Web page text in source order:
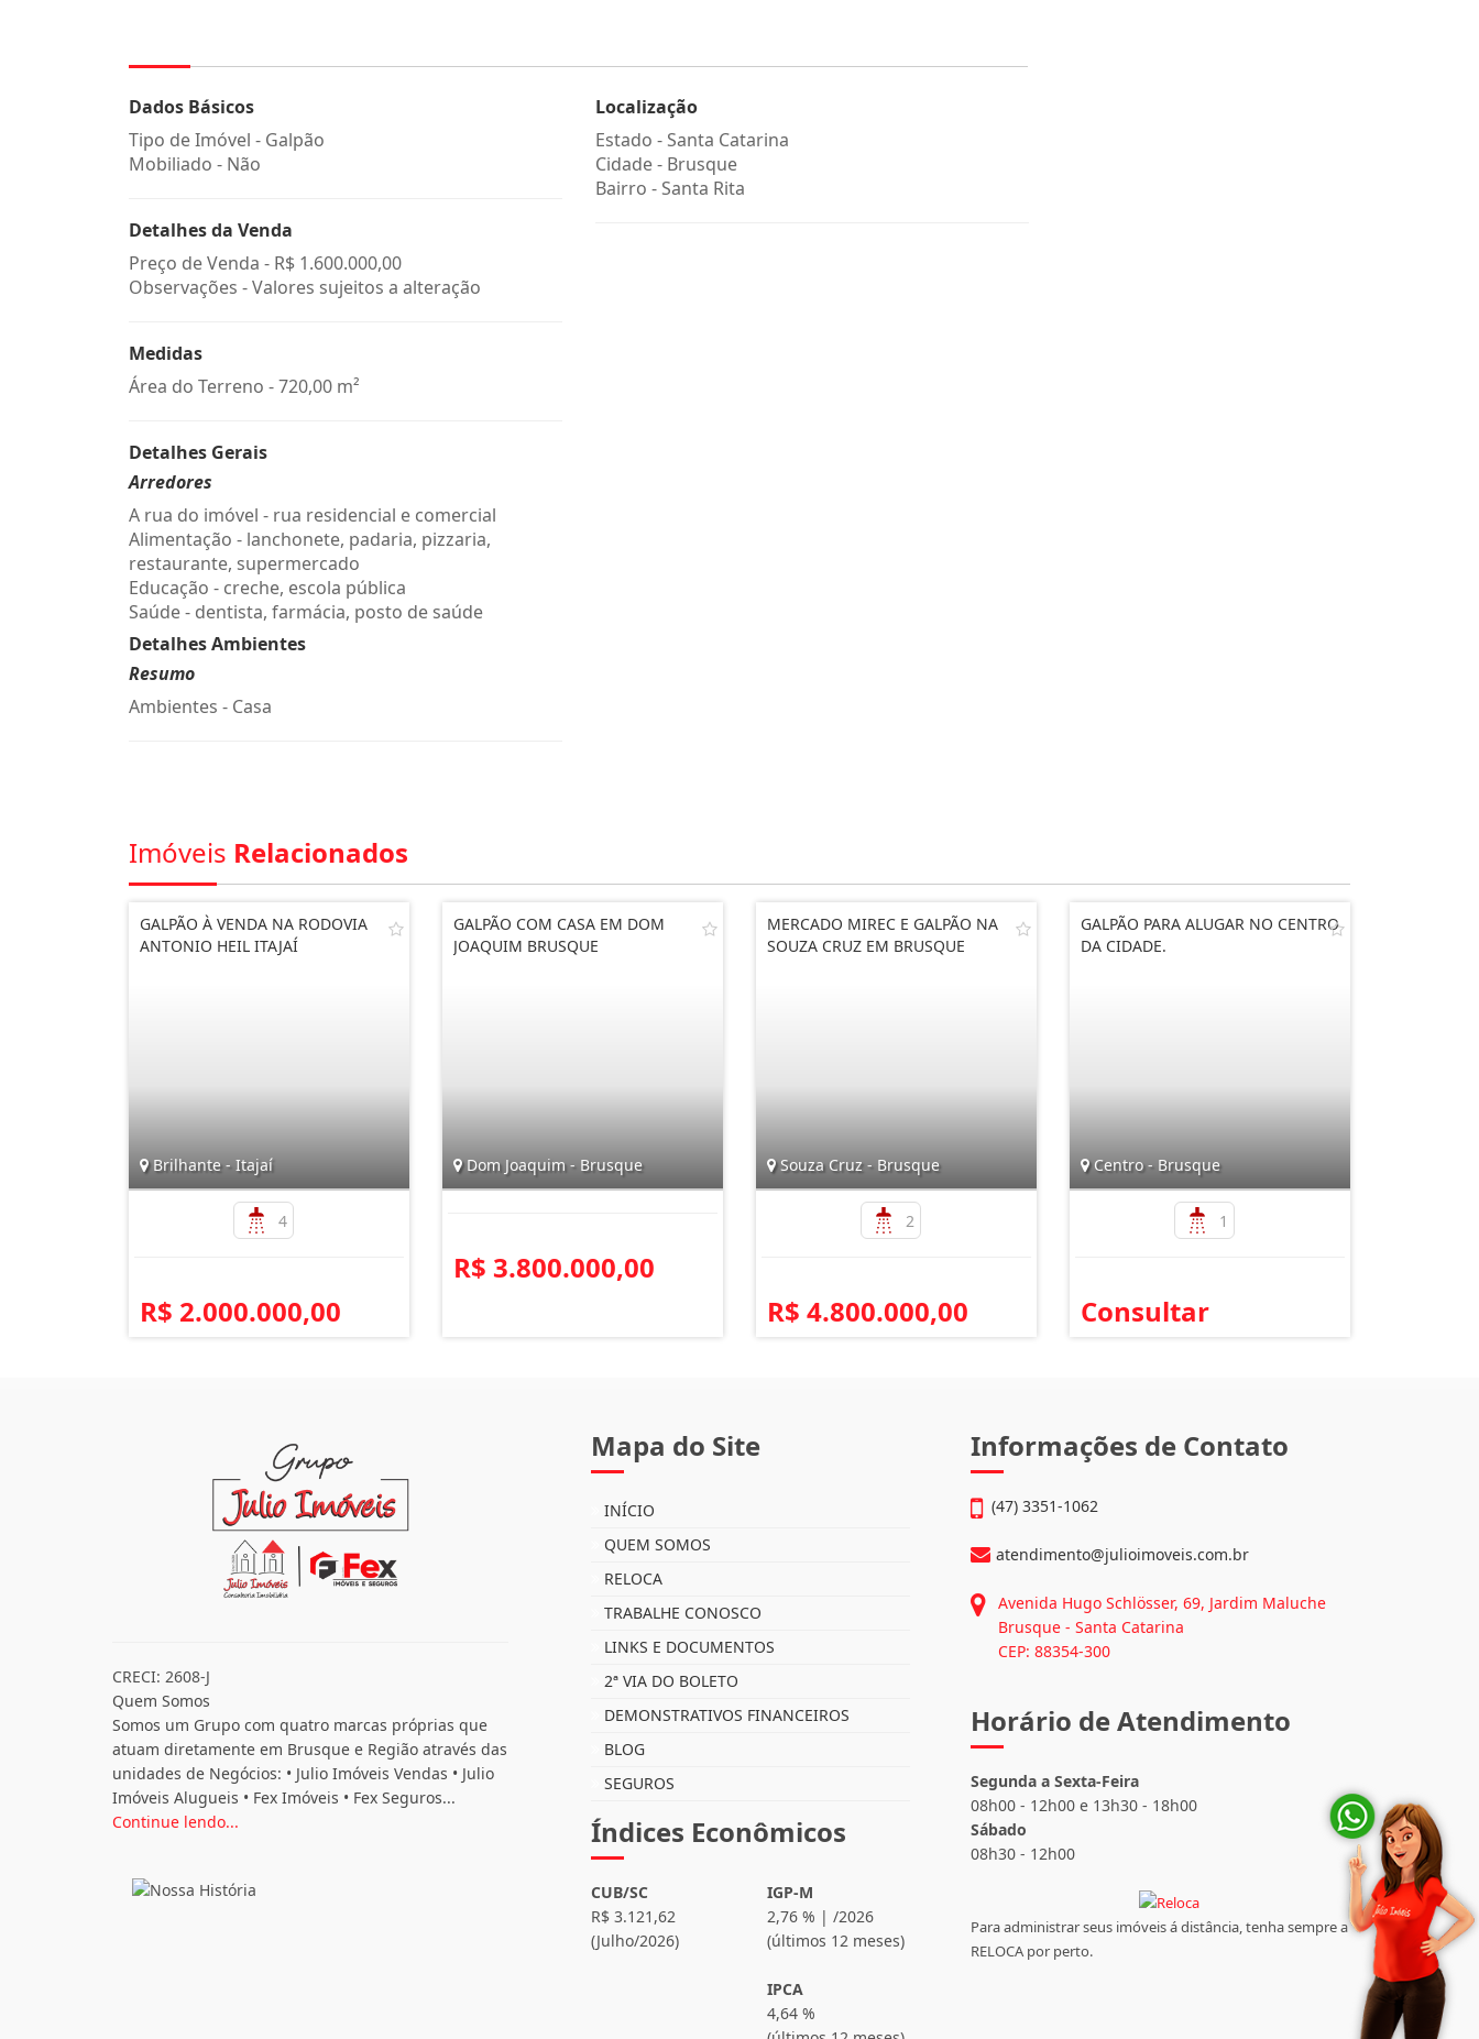
Dados Básicos
Tipo de Imóvel - Galpão
Mobiliado - Não
Detalhes da Venda
Preço de Venda - R$ 1.600.000,00
Observações - Valores sujeitos a alteração
Medidas
Área do Terreno - 720,00 m²
Detalhes Gerais
Arredores
A rua do imóvel - rua residencial e comercial
Alimentação - lanchonete, padaria, pizzaria,
restaurante, supermercado
Educação - creche, escola pública
Saúde - dentista, farmácia, posto de saúde
Detalhes Ambientes
Resumo
Ambientes - Casa
Localização
Estado -Santa Catarina
Cidade - Brusque
Bairro -Santa Rita
Imóveis Relacionados
GALPÃO À VENDA NA RODOVIA
ANTONIO HEIL ITAJAÍ
Brilhante - Itajaí
4
R$ 2.000.000,00
GALPÃO COM CASA EM DOM
JOAQUIM BRUSQUE
Dom Joaquim - Brusque
R$ 3.800.000,00
MERCADO MIREC E GALPÃO NA
SOUZA CRUZ EM BRUSQUE
Souza Cruz - Brusque
2
R$ 4.800.000,00
GALPÃO PARA ALUGAR NO CENTRO
DA CIDADE.
Centro - Brusque
1
Consultar
CRECI: 2608-J
Quem Somos
unidades de Negócios: • Julio Imóveis Vendas • Julio
Mapa do Site
INÍCIO
QUEM SOMOS
RELOCA
TRABALHE CONOSCO
LINKS E DOCUMENTOS
2ª VIA DO BOLETO
DEMONSTRATIVOS FINANCEIROS
BLOG
SEGUROS
Índices Econômicos
IGP-M
2,76 % | /2026
Informações de Contato
(47) 3351-1062
Avenida Hugo Schlösser, 69, Jardim Maluche
Horário de Atendimento
08h00 - 12h00 e 13h30 - 18h00
Sábado
08h30 - 12h00